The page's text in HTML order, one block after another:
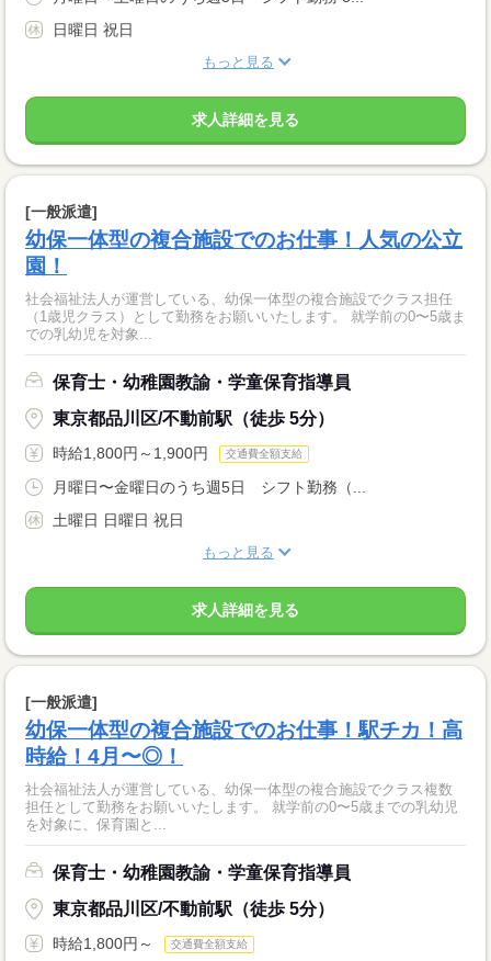
日曜日 祝日
もっと見る
求人詳細を見る
[一般派遣]
幼保一体型の複合施設でのお仕事！人気の公立
園！
社会福祉法人が運営している、幼保一体型の複合施設でクラス担任
（1歳児クラス）として勤務をお願いいたします。 就学前の0〜5歳ま
での乳幼児を対象...
保育士・幼稚園教諭・学童保育指導員
東京都品川区/不動前駅（徒歩 5分）
時給1,800円～1,900円 交通費全額支給
月曜日〜金曜日のうち週5日 シフト勤務（...
土曜日 日曜日 祝日
もっと見る
求人詳細を見る
[一般派遣]
幼保一体型の複合施設でのお仕事！駅チカ！高
時給！4月〜◎！
社会福祉法人が運営している、幼保一体型の複合施設でクラス複数
担任として勤務をお願いいたします。 就学前の0〜5歳までの乳幼児
を対象に、保育園と...
保育士・幼稚園教諭・学童保育指導員
東京都品川区/不動前駅（徒歩 5分）
時給1,800円～ 交通費全額支給